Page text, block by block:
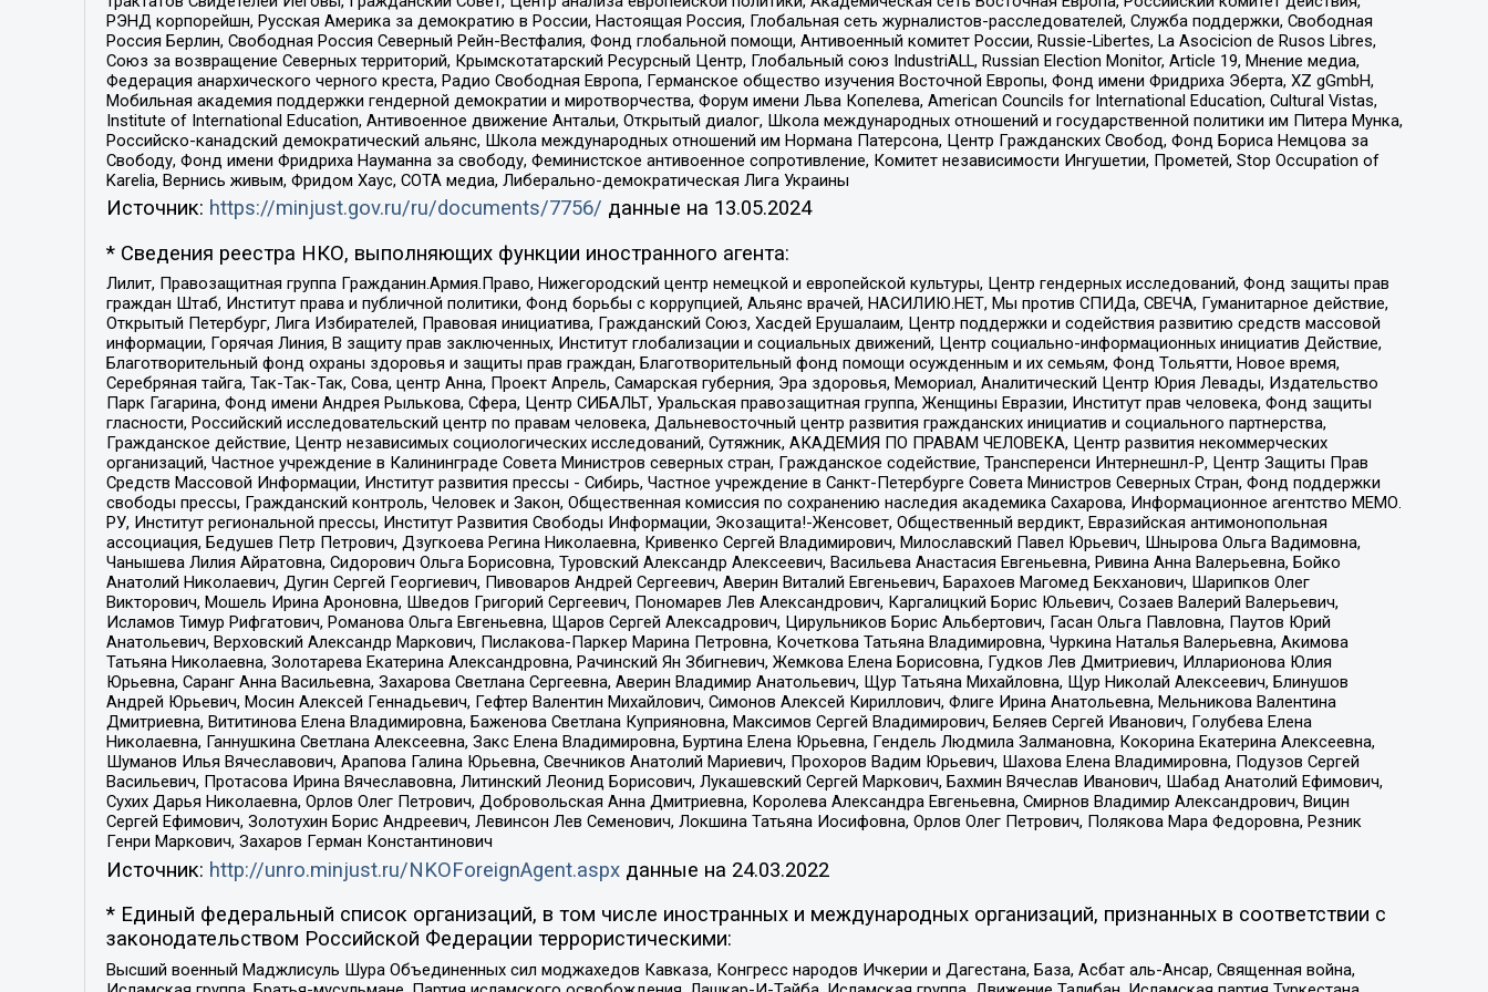
РЭНД корпорейшн, Русская Америка за демократию в России, Настоящая Россия, Глобальная сеть журналистов-расследователей, Служба поддержки, Свободная
Россия Берлин, Свободная Россия Северный Рейн-Вестфалия, Фонд глобальной помощи, Антивоенный комитет России, Russie-Libertes, La Asocicion de Rusos Libres,
Союз за возвращение Северных территорий, Крымскотатарский Ресурсный Центр, Глобальный союз IndustriALL, Russian Election Monitor, Article 19, Мнение медиа,
Федерация анархического черного креста, Радио Свободная Европа, Германское общество изучения Восточной Европы, Фонд имени Фридриха Эберта, XZ gGmbH,
Мобильная академия поддержки гендерной демократии и миротворчества, Форум имени Льва Копелева, American Councils for International Education, Cultural Vistas,
Institute of International Education, Антивоенное движение Антальи, Открытый диалог, Школа международных отношений и государственной политики им Питера Мунка,
Российско-канадский демократический альянс, Школа международных отношений им Нормана Патерсона, Центр Гражданских Свобод, Фонд Бориса Немцова за
Свободу, Фонд имени Фридриха Науманна за свободу, Феминистское антивоенное сопротивление, Комитет независимости Ингушетии, Прометей, Stop Occupation of
Karelia, Вернись живым, Фридом Хаус, СОТА медиа, Либерально-демократическая Лига Украины
Источник: https://minjust.gov.ru/ru/documents/7756/ данные на 13.05.2024
* Сведения реестра НКО, выполняющих функции иностранного агента:
Лилит, Правозащитная группа Гражданин.Армия.Право, Нижегородский центр немецкой и европейской культуры, Центр гендерных исследований, Фонд защиты прав
граждан Штаб, Институт права и публичной политики, Фонд борьбы с коррупцией, Альянс врачей, НАСИЛИЮ.НЕТ, Мы против СПИДа, СВЕЧА, Гуманитарное действие,
Открытый Петербург, Лига Избирателей, Правовая инициатива, Гражданский Союз, Хасдей Ерушалаим, Центр поддержки и содействия развитию средств массовой
информации, Горячая Линия, В защиту прав заключенных, Институт глобализации и социальных движений, Центр социально-информационных инициатив Действие,
Благотворительный фонд охраны здоровья и защиты прав граждан, Благотворительный фонд помощи осужденным и их семьям, Фонд Тольятти, Новое время,
Серебряная тайга, Так-Так-Так, Сова, центр Анна, Проект Апрель, Самарская губерния, Эра здоровья, Мемориал, Аналитический Центр Юрия Левады, Издательство
Парк Гагарина, Фонд имени Андрея Рылькова, Сфера, Центр СИБАЛЬТ, Уральская правозащитная группа, Женщины Евразии, Институт прав человека, Фонд защиты
гласности, Российский исследовательский центр по правам человека, Дальневосточный центр развития гражданских инициатив и социального партнерства,
Гражданское действие, Центр независимых социологических исследований, Сутяжник, АКАДЕМИЯ ПО ПРАВАМ ЧЕЛОВЕКА, Центр развития некоммерческих
организаций, Частное учреждение в Калининграде Совета Министров северных стран, Гражданское содействие, Трансперенси Интернешнл-Р, Центр Защиты Прав
Средств Массовой Информации, Институт развития прессы - Сибирь, Частное учреждение в Санкт-Петербурге Совета Министров Северных Стран, Фонд поддержки
свободы прессы, Гражданский контроль, Человек и Закон, Общественная комиссия по сохранению наследия академика Сахарова, Информационное агентство МЕМО.
РУ, Институт региональной прессы, Институт Развития Свободы Информации, Экозащита!-Женсовет, Общественный вердикт, Евразийская антимонопольная
ассоциация, Бедушев Петр Петрович, Дзугкоева Регина Николаевна, Кривенко Сергей Владимирович, Милославский Павел Юрьевич, Шнырова Ольга Вадимовна,
Чанышева Лилия Айратовна, Сидорович Ольга Борисовна, Туровский Александр Алексеевич, Васильева Анастасия Евгеньевна, Ривина Анна Валерьевна, Бойко
Анатолий Николаевич, Дугин Сергей Георгиевич, Пивоваров Андрей Сергеевич, Аверин Виталий Евгеньевич, Барахоев Магомед Бекханович, Шарипков Олег
Викторович, Мошель Ирина Ароновна, Шведов Григорий Сергеевич, Пономарев Лев Александрович, Каргалицкий Борис Юльевич, Созаев Валерий Валерьевич,
Исламов Тимур Рифгатович, Романова Ольга Евгеньевна, Щаров Сергей Алексадрович, Цирульников Борис Альбертович, Гасан Ольга Павловна, Паутов Юрий
Анатольевич, Верховский Александр Маркович, Пислакова-Паркер Марина Петровна, Кочеткова Татьяна Владимировна, Чуркина Наталья Валерьевна, Акимова
Татьяна Николаевна, Золотарева Екатерина Александровна, Рачинский Ян Збигневич, Жемкова Елена Борисовна, Гудков Лев Дмитриевич, Илларионова Юлия
Юрьевна, Саранг Анна Васильевна, Захарова Светлана Сергеевна, Аверин Владимир Анатольевич, Щур Татьяна Михайловна, Щур Николай Алексеевич, Блинушов
Андрей Юрьевич, Мосин Алексей Геннадьевич, Гефтер Валентин Михайлович, Симонов Алексей Кириллович, Флиге Ирина Анатольевна, Мельникова Валентина
Дмитриевна, Вититинова Елена Владимировна, Баженова Светлана Куприяновна, Максимов Сергей Владимирович, Беляев Сергей Иванович, Голубева Елена
Николаевна, Ганнушкина Светлана Алексеевна, Закс Елена Владимировна, Буртина Елена Юрьевна, Гендель Людмила Залмановна, Кокорина Екатерина Алексеевна,
Шуманов Илья Вячеславович, Арапова Галина Юрьевна, Свечников Анатолий Мариевич, Прохоров Вадим Юрьевич, Шахова Елена Владимировна, Подузов Сергей
Васильевич, Протасова Ирина Вячеславовна, Литинский Леонид Борисович, Лукашевский Сергей Маркович, Бахмин Вячеслав Иванович, Шабад Анатолий Ефимович,
Сухих Дарья Николаевна, Орлов Олег Петрович, Добровольская Анна Дмитриевна, Королева Александра Евгеньевна, Смирнов Владимир Александрович, Вицин
Сергей Ефимович, Золотухин Борис Андреевич, Левинсон Лев Семенович, Локшина Татьяна Иосифовна, Орлов Олег Петрович, Полякова Мара Федоровна, Резник
Генри Маркович, Захаров Герман Константинович
Источник: http://unro.minjust.ru/NKOForeignAgent.aspxданные на 24.03.2022
* Единый федеральный список организаций, в том числе иностранных и международных организаций, признанных в соответствии с
законодательством Российской Федерации террористическими:
Высший военный Маджлисуль Шура Объединенных сил моджахедов Кавказа, Конгресс народов Ичкерии и Дагестана, База, Асбат аль-Ансар, Священная война,